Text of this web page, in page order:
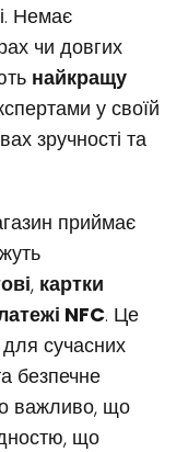
Немає
чи довгих
найкращу
у своїй
зручності та
приймає
, картки
NFC. Це
сучасних
безпечне
важливо, що
що